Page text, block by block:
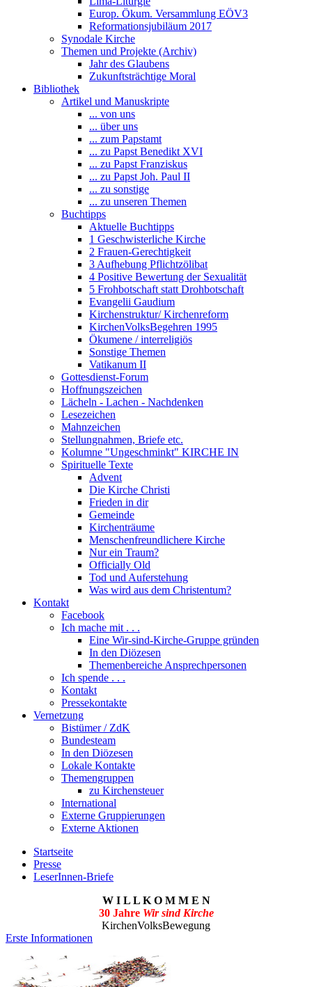
Europ. Ökum. Versammlung EÖV3
Reformationsjubiläum 2017
Synodale Kirche
Themen und Projekte (Archiv)
Jahr des Glaubens
Zukunftsträchtige Moral
Bibliothek
Artikel und Manuskripte
... von uns
... über uns
... zum Papstamt
... zu Papst Benedikt XVI
... zu Papst Franziskus
... zu Papst Joh. Paul II
... zu sonstige
... zu unseren Themen
Buchtipps
Aktuelle Buchtipps
1 Geschwisterliche Kirche
2 Frauen-Gerechtigkeit
3 Aufhebung Pflichtzölibat
4 Positive Bewertung der Sexualität
5 Frohbotschaft statt Drohbotschaft
Evangelii Gaudium
Kirchenstruktur/ Kirchenreform
KirchenVolksBegehren 1995
Ökumene / interreligiös
Sonstige Themen
Vatikanum II
Gottesdienst-Forum
Hoffnungszeichen
Lächeln - Lachen - Nachdenken
Lesezeichen
Mahnzeichen
Stellungnahmen, Briefe etc.
Kolumne "Ungeschminkt" KIRCHE IN
Spirituelle Texte
Advent
Die Kirche Christi
Frieden in dir
Gemeinde
Kirchenträume
Menschenfreundlichere Kirche
Nur ein Traum?
Officially Old
Tod und Auferstehung
Was wird aus dem Christentum?
Kontakt
Facebook
Ich mache mit . . .
Eine Wir-sind-Kirche-Gruppe gründen
In den Diözesen
Themenbereiche Ansprechpersonen
Ich spende . . .
Kontakt
Pressekontakte
Vernetzung
Bistümer / ZdK
Bundesteam
In den Diözesen
Lokale Kontakte
Themengruppen
zu Kirchensteuer
International
Externe Gruppierungen
Externe Aktionen
Startseite
Presse
LeserInnen-Briefe
W I L L K O M M E N
30 Jahre Wir sind Kirche
KirchenVolksBewegung
Erste Informationen